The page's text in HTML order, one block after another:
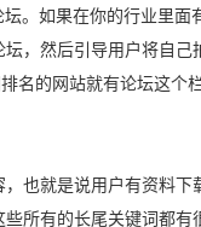
。如果在你的行业里
，然后引导用户将自
名的网站就有论坛这个
就是说用户有资料下
所有的长尾关键词都